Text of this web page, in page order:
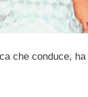
che conduce,